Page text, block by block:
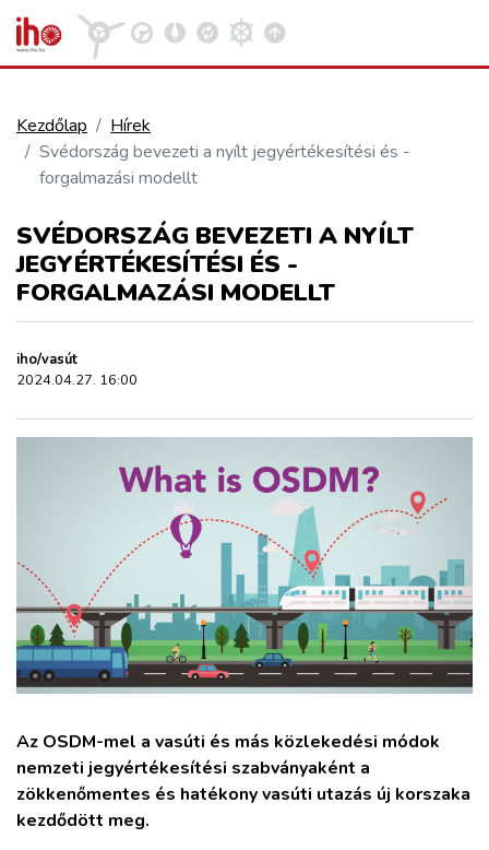
VASÚT
KÖZÚT
REPÜLÉS
KÖZLEKEDÉSFEJLESZTÉS
BLOG
ARCHÍVUM
WEBSHOP
BELÉPÉS
Kezdőlap
Hírek
Svédország bevezeti a nyílt jegyértékesítési és -
forgalmazási modellt
SVÉDORSZÁG BEVEZETI A NYÍLT
JEGYÉRTÉKESÍTÉSI ÉS -
FORGALMAZÁSI MODELLT
iho/vasút
2024.04.27. 16:00
Az OSDM-mel a vasúti és más közlekedési módok
nemzeti jegyértékesítési szabványaként a
zökkenőmentes és hatékony vasúti utazás új korszaka
kezdődött meg.